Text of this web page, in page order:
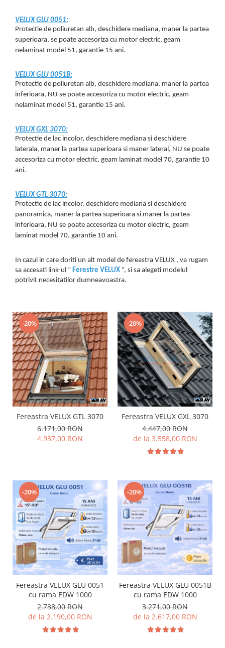
VELUX GLU 0051:
Protectie de poliuretan alb, deschidere mediana, maner la partea
superioara, se poate accesoriza cu motor electric, geam
nelaminat model 51, garantie 15 ani.
VELUX GLU 0051B:
Protectie de poliuretan alb, deschidere mediana, maner la partea
inferioara, NU se poate accesoriza cu motor electric, geam
nelaminat model 51, garantie 15 ani.
VELUX GXL 3070:
Protectie de lac incolor, deschidere mediana si deschidere
laterala, maner la partea superioara si maner lateral, NU se poate
accesoriza cu motor electric, geam laminat model 70, garantie 10
ani.
VELUX GTL 3070:
Protectie de lac incolor, deschidere mediana si deschidere
panoramica, maner la partea superioara si maner la partea
inferioara, NU se poate accesoriza cu motor electric, geam
laminat model 70, garantie 10 ani.
In cazul in care doriti un alt model de fereastra VELUX , va rugam
sa accesati link-ul “ Ferestre VELUX “, si sa alegeti modelul
potrivit necesitatilor dumneavoastra.
-20%
Fereastra VELUX GTL 3070
6.171,00 RON
4.937,00 RON
-20%
Fereastra VELUX GXL 3070
4.447,00 RON
de la 3.558,00 RON
-20%
Fereastra VELUX GLU 0051
cu rama EDW 1000
2.738,00 RON
de la 2.190,00 RON
-20%
Fereastra VELUX GLU 0051B
cu rama EDW 1000
3.271,00 RON
de la 2.617,00 RON